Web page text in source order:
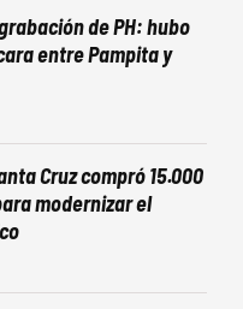
de PH: hubo
entre Pampita y
Cruz compró 15.000
modernizar el